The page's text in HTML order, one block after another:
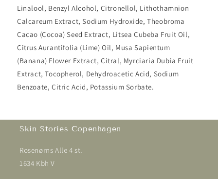
Linalool, Benzyl Alcohol, Citronellol, Lithothamnion
Calcareum Extract, Sodium Hydroxide, Theobroma
Cacao (Cocoa) Seed Extract, Litsea Cubeba Fruit Oil,
Citrus Aurantifolia (Lime) Oil, Musa Sapientum
(Banana) Flower Extract, Citral, Myrciaria Dubia Fruit
Extract, Tocopherol, Dehydroacetic Acid, Sodium
Benzoate, Citric Acid, Potassium Sorbate.
Skin Stories Copenhagen
Rosenørns Alle 4 st.
1634 Kbh V